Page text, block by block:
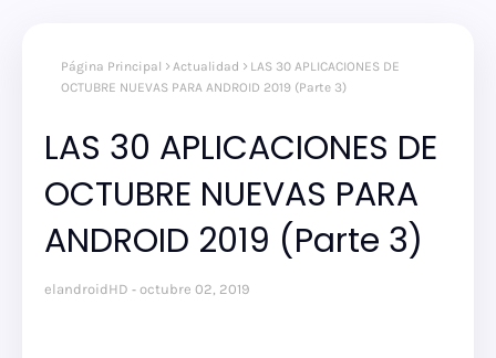
Página Principal Actualidad
LAS 30 APLICACIONES DE
OCTUBRE NUEVAS PARA ANDROID 2019 (Parte 3)
LAS 30 APLICACIONES DE
OCTUBRE NUEVAS PARA
ANDROID 2019 (Parte 3)
elandroidHD octubre 02, 2019